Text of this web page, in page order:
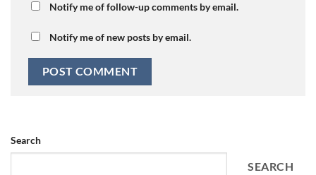
Notify me of follow-up comments by email.
Notify me of new posts by email.
Search
SEARCH